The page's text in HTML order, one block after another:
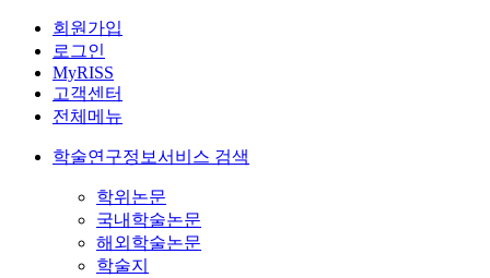
회원가입
로그인
MyRISS
고객센터
전체메뉴
학술연구정보서비스 검색
학위논문
국내학술논문
해외학술논문
학술지